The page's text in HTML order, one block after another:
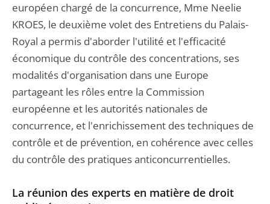
européen chargé de la concurrence, Mme Neelie
KROES, le deuxième volet des Entretiens du Palais-
Royal a permis d'aborder l'utilité et l'efficacité
économique du contrôle des concentrations, ses
modalités d'organisation dans une Europe
partageant les rôles entre la Commission
européenne et les autorités nationales de
concurrence, et l'enrichissement des techniques de
contrôle et de prévention, en cohérence avec celles
du contrôle des pratiques anticoncurrentielles.
La réunion des experts en matière de droit